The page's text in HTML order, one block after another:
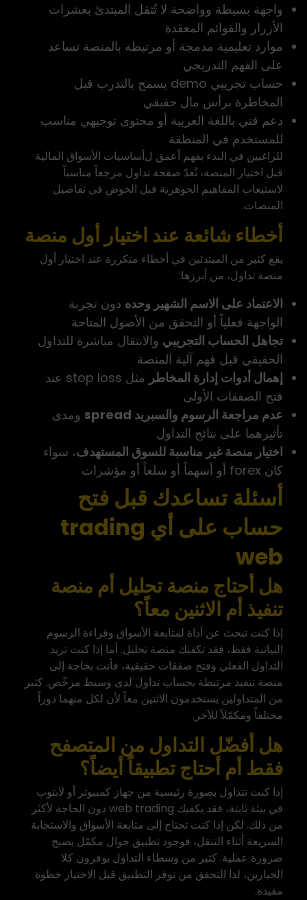
واجهة بسيطة وواضحة لا تُثقل المبتدئ بعشرات
الأزرار والقوائم المعقدة
موارد تعليمية مدمجة أو مرتبطة بالمنصة تساعد
على الفهم التدريجي
حساب تجريبي demo يسمح بالتدرب قبل
المخاطرة برأس مال حقيقي
دعم فني باللغة العربية أو محتوى توجيهي مناسب
للمستخدم في المنطقة
للراغبين في البدء بفهم أعمق لأساسيات الأسواق المالية
قبل اختيار المنصة، تُعدّ صفحة تداول مرجعاً مناسباً
لاستيعاب المفاهيم الجوهرية قبل الخوض في تفاصيل
المنصات.
أخطاء شائعة عند اختيار أول منصة
يقع كثير من المبتدئين في أخطاء متكررة عند اختيار أول
منصة تداول، من أبرزها:
الاعتماد على الاسم الشهير وحده دون تجربة
الواجهة فعلياً أو التحقق من الأصول المتاحة
تجاهل الحساب التجريبي والانتقال مباشرة للتداول
الحقيقي قبل فهم آلية المنصة
إهمال أدوات إدارة المخاطر
مثل stop loss عند
فتح الصفقات الأولى
عدم مراجعة الرسوم والسبريد spread
ومدى
تأثيرهما على نتائج التداول
اختيار منصة غير مناسبة للسوق المستهدف، سواء
كان forex أو أسهماً أو سلعاً أو مؤشرات
أسئلة تساعدك قبل فتح
حساب على أي trading
web
هل أحتاج منصة تحليل أم منصة
تنفيذ أم الاثنين معاً؟
إذا كنت تبحث عن أداة لمتابعة الأسواق وقراءة الرسوم
البيانية فقط، فقد تكفيك منصة تحليل. أما إذا كنت تريد
التداول الفعلي وفتح صفقات حقيقية، فأنت بحاجة إلى
منصة تنفيذ مرتبطة بحساب تداول لدى وسيط مرخّص. كثير
من المتداولين يستخدمون الاثنين معاً لأن لكل منهما دوراً
مختلفاً ومكمّلاً للآخر.
هل أفضّل التداول من المتصفح
فقط أم أحتاج تطبيقاً أيضاً؟
إذا كنت تتداول بصورة رئيسية من جهاز كمبيوتر أو لابتوب
في بيئة ثابتة، فقد يكفيك web trading دون الحاجة لأكثر
من ذلك. لكن إذا كنت تحتاج إلى متابعة الأسواق والاستجابة
السريعة أثناء التنقل، فوجود تطبيق جوال مكمّل يصبح
ضرورة عملية. كثير من وسطاء التداول يوفرون كلا
الخيارين، لذا التحقق من توفر التطبيق قبل الاختيار خطوة
مفيدة.